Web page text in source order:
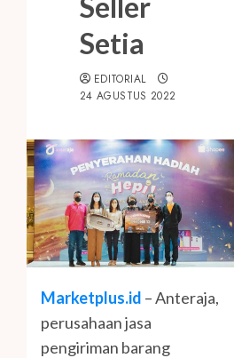
Seller
Setia
EDITORIAL
24 AGUSTUS 2022
Marketplus.id – Anteraja,
perusahaan jasa
pengiriman barang